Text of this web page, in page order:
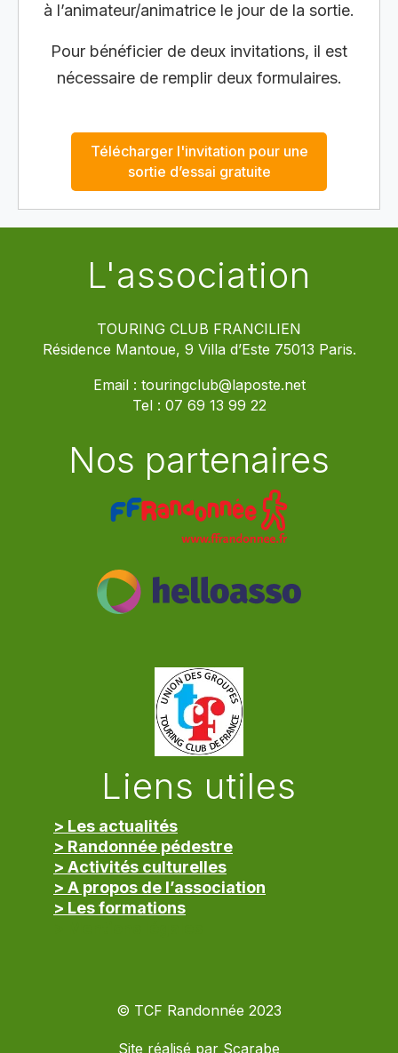
à l’animateur/animatrice le jour de la sortie.
Pour bénéficier de deux invitations, il est
nécessaire de remplir deux formulaires.
Télécharger l'invitation pour une
sortie d’essai gratuite
L'association
TOURING CLUB FRANCILIEN
Résidence Mantoue, 9 Villa d’Este 75013 Paris.
Email : touringclub@laposte.net
Tel : 07 69 13 99 22
Nos partenaires
Liens utiles
> Les actualités
> Randonnée pédestre
> Activités culturelles
> A propos de l’association
> Les formations
© TCF Randonnée 2023
Site réalisé par Scarabe